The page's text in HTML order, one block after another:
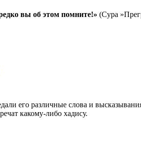
вы об этом помните!» (Сура
его различные слова и
какому-либо хадису.